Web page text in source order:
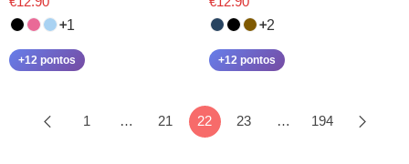
1
+12 pontos
2
+12 pontos
1 … 21 22 23 … 194